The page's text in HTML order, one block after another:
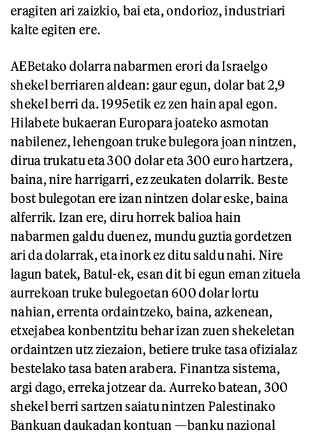
eragiten ari zaizkio, bai eta, ondorioz, industriari
kalte egiten ere.
AEBetako dolarra nabarmen erori da Israelgo
shekel berriaren aldean: gaur egun, dolar bat 2,9
shekel berri da. 1995etik ez zen hain apal egon.
Hilabete bukaeran Europara joateko asmotan
nabilenez, lehengoan truke bulegora joan nintzen,
dirua trukatu eta 300 dolar eta 300 euro hartzera,
baina, nire harrigarri, ez zeukaten dolarrik. Beste
bost bulegotan ere izan nintzen dolar eske, baina
alferrik. Izan ere, diru horrek balioa hain
nabarmen galdu duenez, mundu guztia gordetzen
ari da dolarrak, eta inork ez ditu saldu nahi. Nire
lagun batek, Batul-ek, esan dit bi egun eman zituela
aurrekoan truke bulegoetan 600 dolar lortu
nahian, errenta ordaintzeko, baina, azkenean,
etxejabea konbentzitu behar izan zuen shekeletan
ordaintzen utz ziezaion, betiere truke tasa ofizialaz
bestelako tasa baten arabera. Finantza sistema,
argi dago, erreka jotzear da. Aurreko batean, 300
shekel berri sartzen saiatu nintzen Palestinako
Bankuan daukadan kontuan —banku nazional